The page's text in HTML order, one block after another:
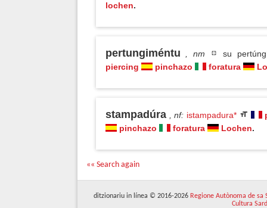
lochen.
pertungiméntu , nm
su
piercing
pinchazo foratura
stampadúra , nf: istampadura*
pinchazo
foratura Lochen.
«« Search again
ditzionariu in línea © 2016-2026 Regione Autònoma de sa
Cultura